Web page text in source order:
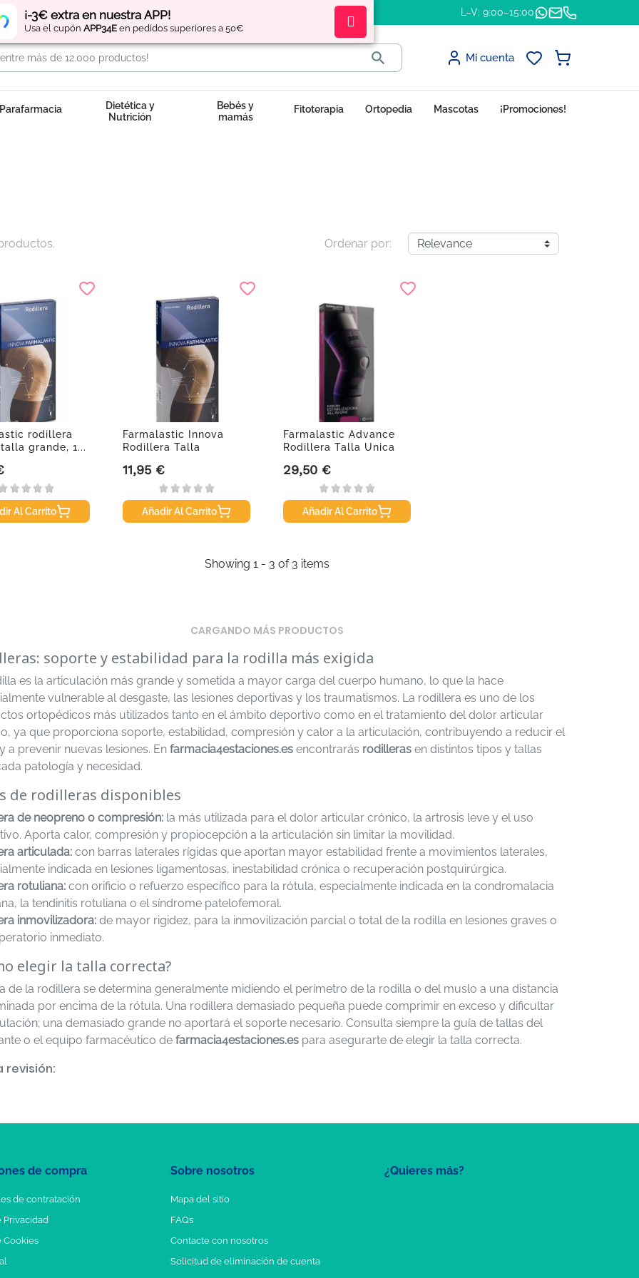
¡-3€ extra en nuestra APP!
Usa el cupón APP34E en pedidos superiores a 50€
Regístratey obtén L–V: 9:00–15:00
 Mi cuenta
Parafarmacia
Dietética y
Nutrición
Bebés y
mamás
Fitoterapia Ortopedia Mascotas ¡Promociones!
Ordenar por:
rodillera
grande, 1...
Al Carrito
Farmalastic Innova
Rodillera Talla
Precio
11,95 €
Añadir Al Carrito
Farmalastic Advance
Rodillera Talla Unica
Precio
29,50 €
Añadir Al Carrito
Showing 1 - 3 of 3 items
CARGANDO MÁS PRODUCTOS
soporte y estabilidad para la rodilla más exigida
es la articulación más grande y sometida a mayor carga del cuerpo humano, lo que la hace
vulnerable al desgaste, las lesiones deportivas y los traumatismos. La rodillera es uno de los
ortopédicos más utilizados tanto en el ámbito deportivo como en el tratamiento del dolor articular
ya que proporciona soporte, estabilidad, compresión y calor a la articulación, contribuyendo a reducir el
a prevenir nuevas lesiones. En farmacia4estaciones.es encontrarás rodilleras en distintos tipos y tallas
patología y necesidad.
de rodilleras disponibles
de neopreno o compresión: la más utilizada para el dolor articular crónico, la artrosis leve y el uso
Aporta calor, compresión y propiocepción a la articulación sin limitar la movilidad.
articulada: con barras laterales rígidas que aportan mayor estabilidad frente a movimientos laterales,
indicada en lesiones ligamentosas, inestabilidad crónica o recuperación postquirúrgica.
rotuliana: con orificio o refuerzo específico para la rótula, especialmente indicada en la condromalacia
la tendinitis rotuliana o el síndrome patelofemoral.
inmovilizadora: de mayor rigidez, para la inmovilización parcial o total de la rodilla en lesiones graves o
inmediato.
elegir la talla correcta?
de la rodillera se determina generalmente midiendo el perímetro de la rodilla o del muslo a una distancia
por encima de la rótula. Una rodillera demasiado pequeña puede comprimir en exceso y dificultar
una demasiado grande no aportará el soporte necesario. Consulta siempre la guía de tallas del
o el equipo farmacéutico de farmacia4estaciones.es para asegurarte de elegir la talla correcta.
revisión:
¿Quieres más?
de compra
de contratación
Privacidad
Cookies
Sobre nosotros
Mapa del sitio
FAQs
Contacte con nosotros
Solicitud de eliminación de cuenta